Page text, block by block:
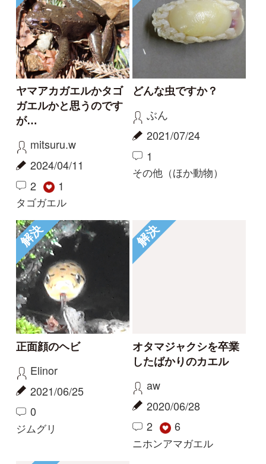
ヤマアカガエルかタゴ
ガエルかと思うのです
が…
mitsuru.w
2024/04/11
2 1
タゴガエル
どんな虫ですか？
ぶん
2021/07/24
1
その他（ほか動物）
解決
正面顔のヘビ
Elinor
2021/06/25
0
ジムグリ
解決
オタマジャクシを卒業
したばかりのカエル
ニホンアマガエル
解決
このカメは何でしょう
か